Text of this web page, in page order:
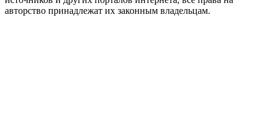
авторство принадлежат их законным владельцам.